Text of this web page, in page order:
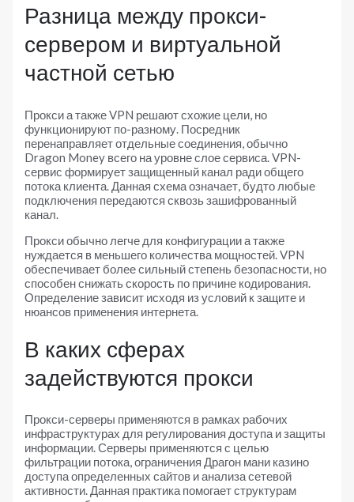
Разница между прокси-
сервером и виртуальной
частной сетью
Прокси а также VPN решают схожие цели, но
функционируют по-разному. Посредник
перенаправляет отдельные соединения, обычно
Dragon Money всего на уровне слое сервиса. VPN-
сервис формирует защищенный канал ради общего
потока клиента. Данная схема означает, будто любые
подключения передаются сквозь зашифрованный
канал.
Прокси обычно легче для конфигурации а также
нуждается в меньшего количества мощностей. VPN
обеспечивает более сильный степень безопасности, но
способен снижать скорость по причине кодирования.
Определение зависит исходя из условий к защите и
нюансов применения интернета.
В каких сферах
задействуются прокси
Прокси-серверы применяются в рамках рабочих
инфраструктурах для регулирования доступа и защиты
информации. Серверы применяются с целью
фильтрации потока, ограничения Драгон мани казино
доступа определенных сайтов и анализа сетевой
активности. Данная практика помогает структурам